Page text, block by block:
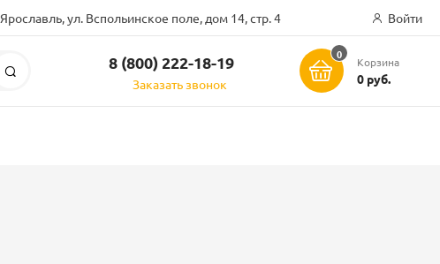
Ярославль, ул. Вспольинское поле, дом 14, стр. 4 Войти
8 (800) 222-18-19
Заказать звонок
0
Корзина
0 руб.